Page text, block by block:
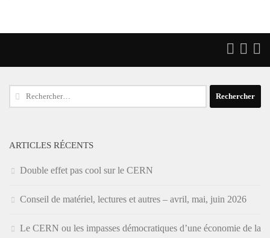
Rechercher :
ARTICLES RÉCENTS
Double effet pas cool sur le CERN
Conseil de matériel, lectures et autres – avril, mai, juin 2026
Le CERN ou les impasses démocratiques d’une économie de la